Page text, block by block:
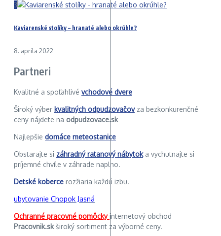
3
Kaviarenské stolíky – hranaté alebo okrúhle?
8. apríla 2022
Partneri
Kvalitné a spoľahlivé vchodové dvere
Široký výber kvalitných odpudzovačovza bezkonkurenčné
ceny nájdete na odpudzovace.sk
Najlepšie domáce meteostanice
Obstarajte si záhradný ratanový nábytoka vychutnajte si
príjemné chvíle v záhrade naplno.
Detské koberce rozžiaria každú izbu.
ubytovanie Chopok Jasná
Ochranné pracovné pomôckyinternetový obchod
Pracovnik.skširoký sortiment za výborné ceny.